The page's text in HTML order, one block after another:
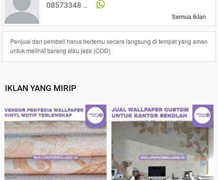
08573348 ..
Semua iklan
Penjual dan pembeli harus bertemu secara langsung di tempat yang aman
untuk melihat barang atau jasa (COD)
IKLAN YANG MIRIP